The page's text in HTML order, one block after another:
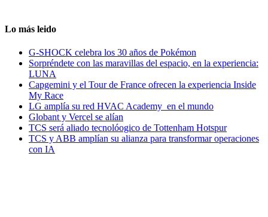
Lo más leido
G-SHOCK celebra los 30 años de Pokémon
Sorpréndete con las maravillas del espacio, en la experiencia:
LUNA
Capgemini y el Tour de France ofrecen la experiencia Inside
My Race
LG amplía su red HVAC Academy en el mundo
Globant y Vercel se alían
TCS será aliado tecnolóogico de Tottenham Hotspur
TCS y ABB amplían su alianza para transformar operaciones
con IA